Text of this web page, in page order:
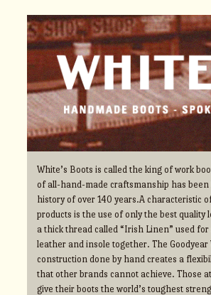
White’s Boots is called the king of work
of all-hand-made craftsmanship has been
history of over 140 years.A characteristic
products is the use of only the best quality
a thick thread called “Irish Linen” used
leather and insole together. The Goodyear
construction done by hand creates a
that other brands cannot achieve. Those
give their boots the world’s toughest